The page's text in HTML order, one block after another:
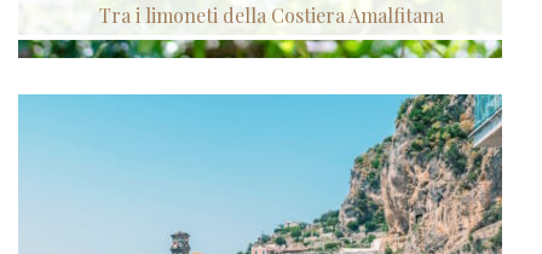
Tra i limoneti della Costiera Amalfitana